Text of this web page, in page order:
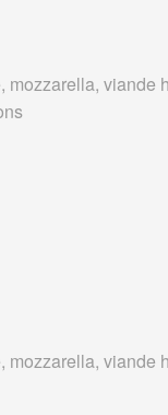
mozzarella, viande
mozzarella, viande